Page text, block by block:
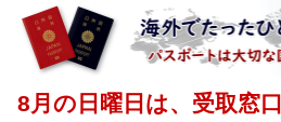
8月の日曜日は、受取窓